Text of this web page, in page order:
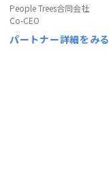
People Trees合同会社
Co-CEO
パートナー詳細をみる